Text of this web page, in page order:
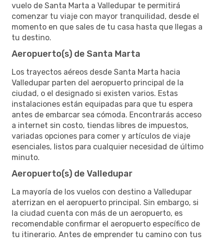
vuelo de Santa Marta a Valledupar te permitirá
comenzar tu viaje con mayor tranquilidad, desde el
momento en que sales de tu casa hasta que llegas a
tu destino.
Aeropuerto(s) de Santa Marta
Los trayectos aéreos desde Santa Marta hacia
Valledupar parten del aeropuerto principal de la
ciudad, o el designado si existen varios. Estas
instalaciones están equipadas para que tu espera
antes de embarcar sea cómoda. Encontrarás acceso
a internet sin costo, tiendas libres de impuestos,
variadas opciones para comer y artículos de viaje
esenciales, listos para cualquier necesidad de último
minuto.
Aeropuerto(s) de Valledupar
La mayoría de los vuelos con destino a Valledupar
aterrizan en el aeropuerto principal. Sin embargo, si
la ciudad cuenta con más de un aeropuerto, es
recomendable confirmar el aeropuerto específico de
tu itinerario. Antes de emprender tu camino con tus